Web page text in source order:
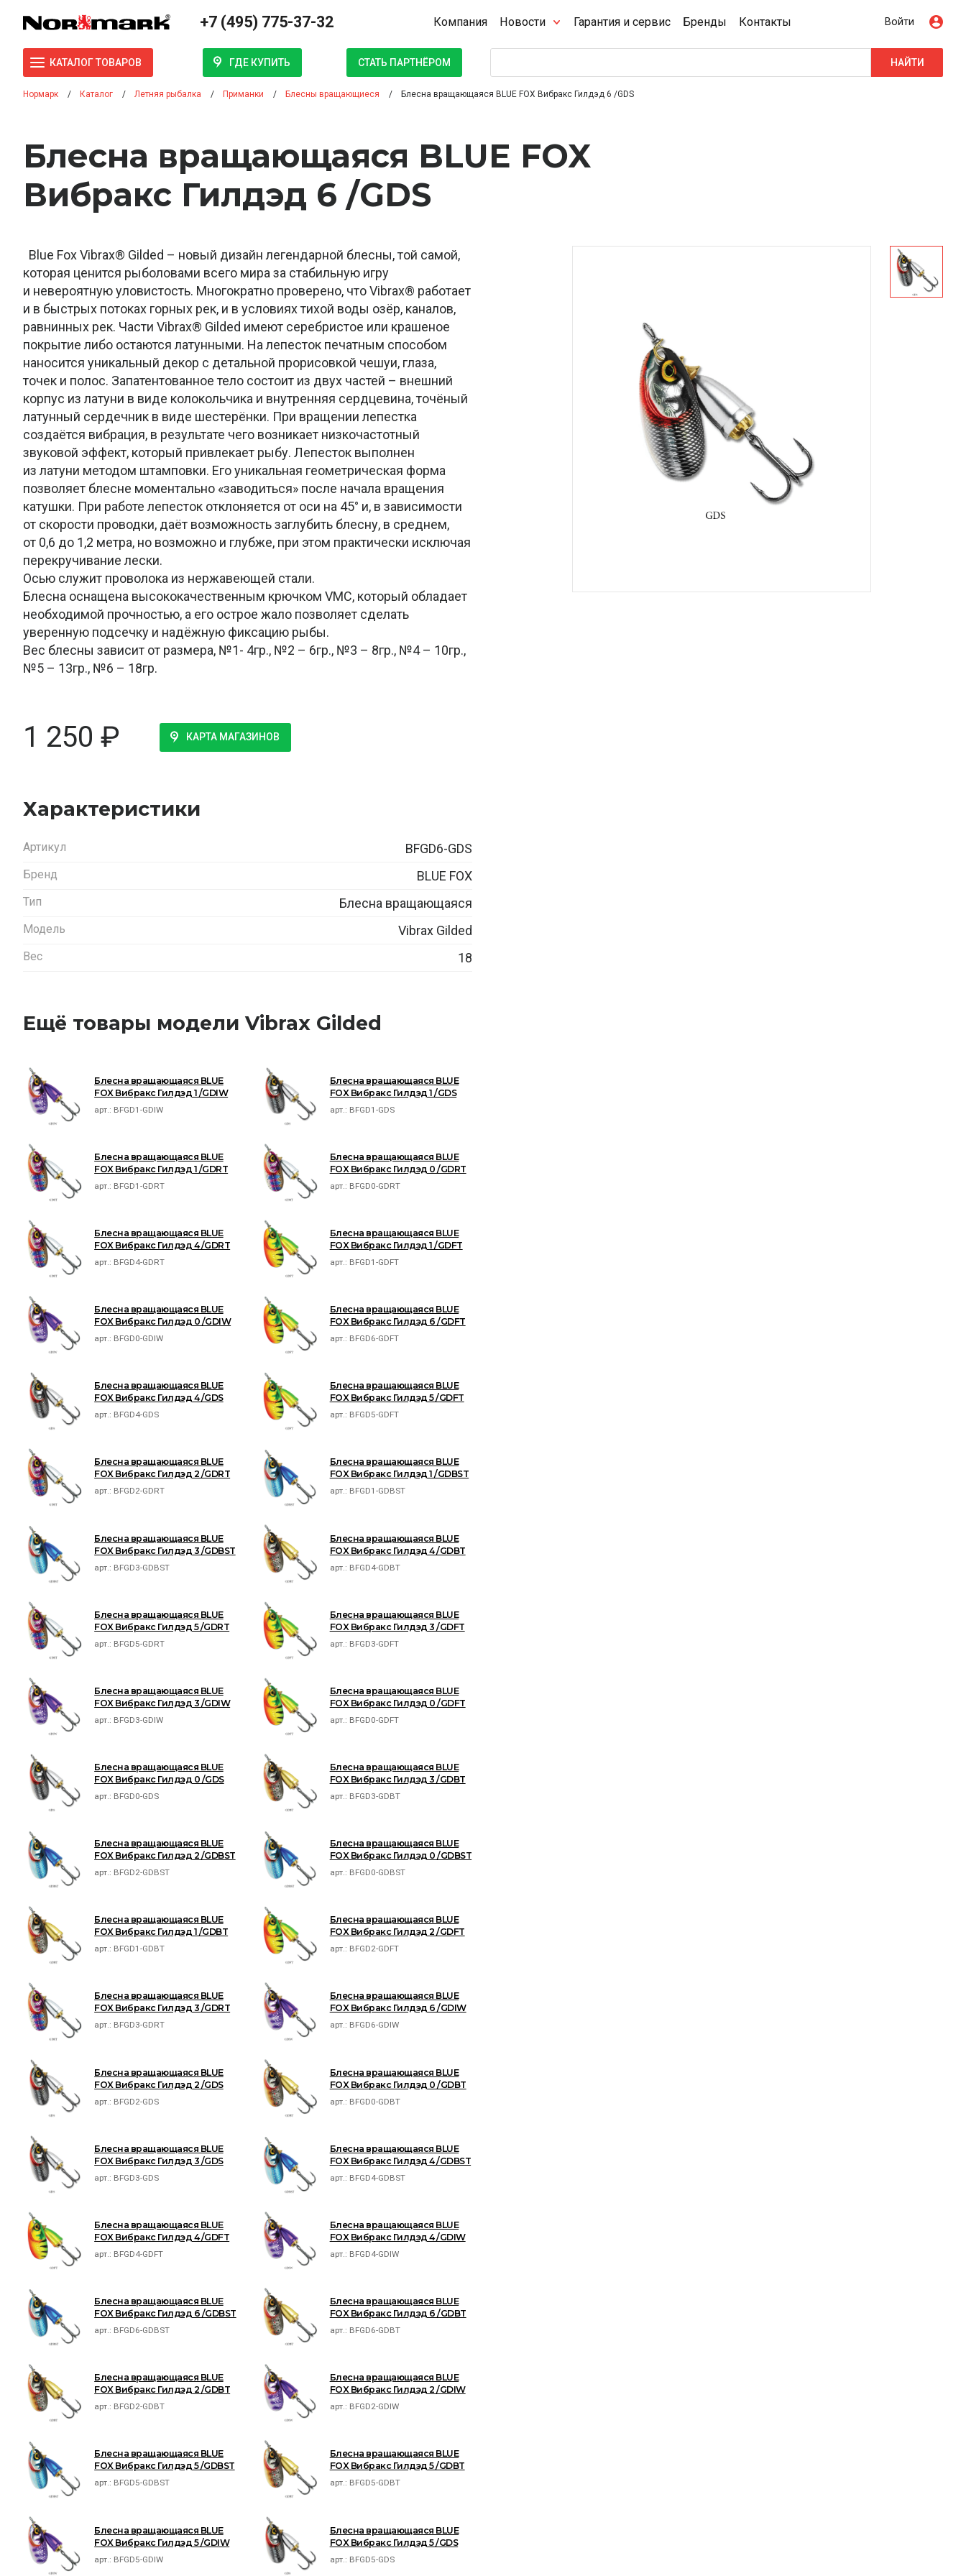
+7 (495) 775-37-32 Компания Новости Гарантия и сервис Бренды Контакты Войти
КАТАЛОГ ТОВАРОВ ГДЕ КУПИТЬ СТАТЬ ПАРТНЁРОМ НАЙТИ
Нормарк Каталог Летняя рыбалка Приманки Блесны вращающиеся Блесна вращающаяся BLUE FOX Вибракс Гилдэд 6 /GDS
Блесна вращающаяся BLUE FOX
Вибракс Гилдэд 6 /GDS
Blue Fox Vibrax® Gilded – новый дизайн легендарной блесны, той самой,
которая ценится рыболовами всего мира за стабильную игру
и невероятную уловистость. Многократно проверено, что Vibrax® работает
и в быстрых потоках горных рек, и в условиях тихой воды озёр, каналов,
равнинных рек. Части Vibrax® Gilded имеют серебристое или крашеное
покрытие либо остаются латунными. На лепесток печатным способом
наносится уникальный декор с детальной прорисовкой чешуи, глаза,
точек и полос. Запатентованное тело состоит из двух частей – внешний
корпус из латуни в виде колокольчика и внутренняя сердцевина, точёный
латунный сердечник в виде шестерёнки. При вращении лепестка
создаётся вибрация, в результате чего возникает низкочастотный
звуковой эффект, который привлекает рыбу. Лепесток выполнен
из латуни методом штамповки. Его уникальная геометрическая форма
позволяет блесне моментально «заводиться» после начала вращения
катушки. При работе лепесток отклоняется от оси на 45° и, в зависимости
от скорости проводки, даёт возможность заглубить блесну, в среднем,
от 0,6 до 1,2 метра, но возможно и глубже, при этом практически исключая
перекручивание лески.
Осью служит проволока из нержавеющей стали.
Блесна оснащена высококачественным крючком VMC, который обладает
необходимой прочностью, а его острое жало позволяет сделать
уверенную подсечку и надёжную фиксацию рыбы.
Вес блесны зависит от размера, №1- 4гр., №2 – 6гр., №3 – 8гр., №4 – 10гр.,
№5 – 13гр., №6 – 18гр.
1 250 ₽ КАРТА МАГАЗИНОВ
Характеристики
Артикул BFGD6-GDS
Бренд BLUE FOX
Тип Блесна вращающаяся
Модель Vibrax Gilded
Вес 18
Ещё товары модели Vibrax Gilded
Блесна вращающаяся BLUE
FOX Вибракс Гилдэд 1 /GDIW
арт.: BFGD1-GDIW
Блесна вращающаяся BLUE
FOX Вибракс Гилдэд 1 /GDS
арт.: BFGD1-GDS
Блесна вращающаяся BLUE
FOX Вибракс Гилдэд 1 /GDRT
арт.: BFGD1-GDRT
Блесна вращающаяся BLUE
FOX Вибракс Гилдэд 0 /GDRT
арт.: BFGD0-GDRT
Блесна вращающаяся BLUE
FOX Вибракс Гилдэд 4 /GDRT
арт.: BFGD4-GDRT
Блесна вращающаяся BLUE
FOX Вибракс Гилдэд 1 /GDFT
арт.: BFGD1-GDFT
Блесна вращающаяся BLUE
FOX Вибракс Гилдэд 0 /GDIW
арт.: BFGD0-GDIW
Блесна вращающаяся BLUE
FOX Вибракс Гилдэд 6 /GDFT
арт.: BFGD6-GDFT
Блесна вращающаяся BLUE
FOX Вибракс Гилдэд 4 /GDS
арт.: BFGD4-GDS
Блесна вращающаяся BLUE
FOX Вибракс Гилдэд 5 /GDFT
арт.: BFGD5-GDFT
Блесна вращающаяся BLUE
FOX Вибракс Гилдэд 2 /GDRT
арт.: BFGD2-GDRT
Блесна вращающаяся BLUE
FOX Вибракс Гилдэд 1 /GDBST
арт.: BFGD1-GDBST
Блесна вращающаяся BLUE
FOX Вибракс Гилдэд 3 /GDBST
арт.: BFGD3-GDBST
Блесна вращающаяся BLUE
FOX Вибракс Гилдэд 4 /GDBT
арт.: BFGD4-GDBT
Блесна вращающаяся BLUE
FOX Вибракс Гилдэд 5 /GDRT
арт.: BFGD5-GDRT
Блесна вращающаяся BLUE
FOX Вибракс Гилдэд 3 /GDFT
арт.: BFGD3-GDFT
Блесна вращающаяся BLUE
FOX Вибракс Гилдэд 3 /GDIW
арт.: BFGD3-GDIW
Блесна вращающаяся BLUE
FOX Вибракс Гилдэд 0 /GDFT
арт.: BFGD0-GDFT
Блесна вращающаяся BLUE
FOX Вибракс Гилдэд 0 /GDS
арт.: BFGD0-GDS
Блесна вращающаяся BLUE
FOX Вибракс Гилдэд 3 /GDBT
арт.: BFGD3-GDBT
Блесна вращающаяся BLUE
FOX Вибракс Гилдэд 2 /GDBST
арт.: BFGD2-GDBST
Блесна вращающаяся BLUE
FOX Вибракс Гилдэд 0 /GDBST
арт.: BFGD0-GDBST
Блесна вращающаяся BLUE
FOX Вибракс Гилдэд 1 /GDBT
арт.: BFGD1-GDBT
Блесна вращающаяся BLUE
FOX Вибракс Гилдэд 2 /GDFT
арт.: BFGD2-GDFT
Блесна вращающаяся BLUE
FOX Вибракс Гилдэд 3 /GDRT
арт.: BFGD3-GDRT
Блесна вращающаяся BLUE
FOX Вибракс Гилдэд 6 /GDIW
арт.: BFGD6-GDIW
Блесна вращающаяся BLUE
FOX Вибракс Гилдэд 2 /GDS
арт.: BFGD2-GDS
Блесна вращающаяся BLUE
FOX Вибракс Гилдэд 0 /GDBT
арт.: BFGD0-GDBT
Блесна вращающаяся BLUE
FOX Вибракс Гилдэд 3 /GDS
арт.: BFGD3-GDS
Блесна вращающаяся BLUE
FOX Вибракс Гилдэд 4 /GDBST
арт.: BFGD4-GDBST
Блесна вращающаяся BLUE
FOX Вибракс Гилдэд 4 /GDFT
арт.: BFGD4-GDFT
Блесна вращающаяся BLUE
FOX Вибракс Гилдэд 4 /GDIW
арт.: BFGD4-GDIW
Блесна вращающаяся BLUE
FOX Вибракс Гилдэд 6 /GDBST
арт.: BFGD6-GDBST
Блесна вращающаяся BLUE
FOX Вибракс Гилдэд 6 /GDBT
арт.: BFGD6-GDBT
Блесна вращающаяся BLUE
FOX Вибракс Гилдэд 2 /GDBT
арт.: BFGD2-GDBT
Блесна вращающаяся BLUE
FOX Вибракс Гилдэд 2 /GDIW
арт.: BFGD2-GDIW
Блесна вращающаяся BLUE
FOX Вибракс Гилдэд 5 /GDBST
арт.: BFGD5-GDBST
Блесна вращающаяся BLUE
FOX Вибракс Гилдэд 5 /GDBT
арт.: BFGD5-GDBT
Блесна вращающаяся BLUE
FOX Вибракс Гилдэд 5 /GDIW
арт.: BFGD5-GDIW
Блесна вращающаяся BLUE
FOX Вибракс Гилдэд 5 /GDS
арт.: BFGD5-GDS